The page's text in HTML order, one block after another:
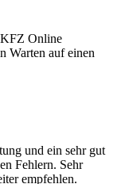
Online
Warten auf einen
und ein sehr gut
Fehlern. Sehr
empfehlen.